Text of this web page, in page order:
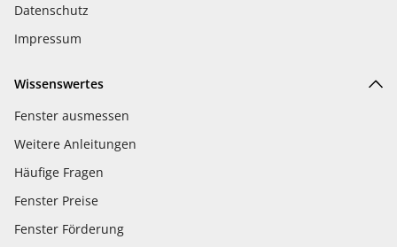
Datenschutz
Impressum
Wissenswertes
Fenster ausmessen
Weitere Anleitungen
Häufige Fragen
Fenster Preise
Fenster Förderung